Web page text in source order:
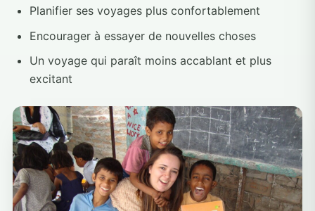
Planifier ses voyages plus confortablement
Encourager à essayer de nouvelles choses
Un voyage qui paraît moins accablant et plus
excitant